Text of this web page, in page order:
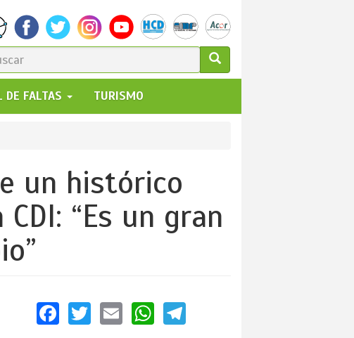
DE FALTAS TURISMO
un histórico
“Es un gran
Facebook
Twitter
EmailWhatsApp
Telegram